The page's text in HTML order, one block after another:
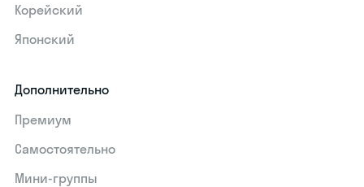
Корейский
Японский
Дополнительно
Премиум
Самостоятельно
Мини-группы